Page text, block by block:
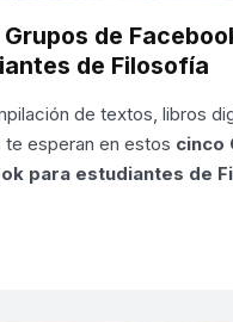
de
de Filosofía
de textos, libros
esperan en estos cinco
para estudiantes de